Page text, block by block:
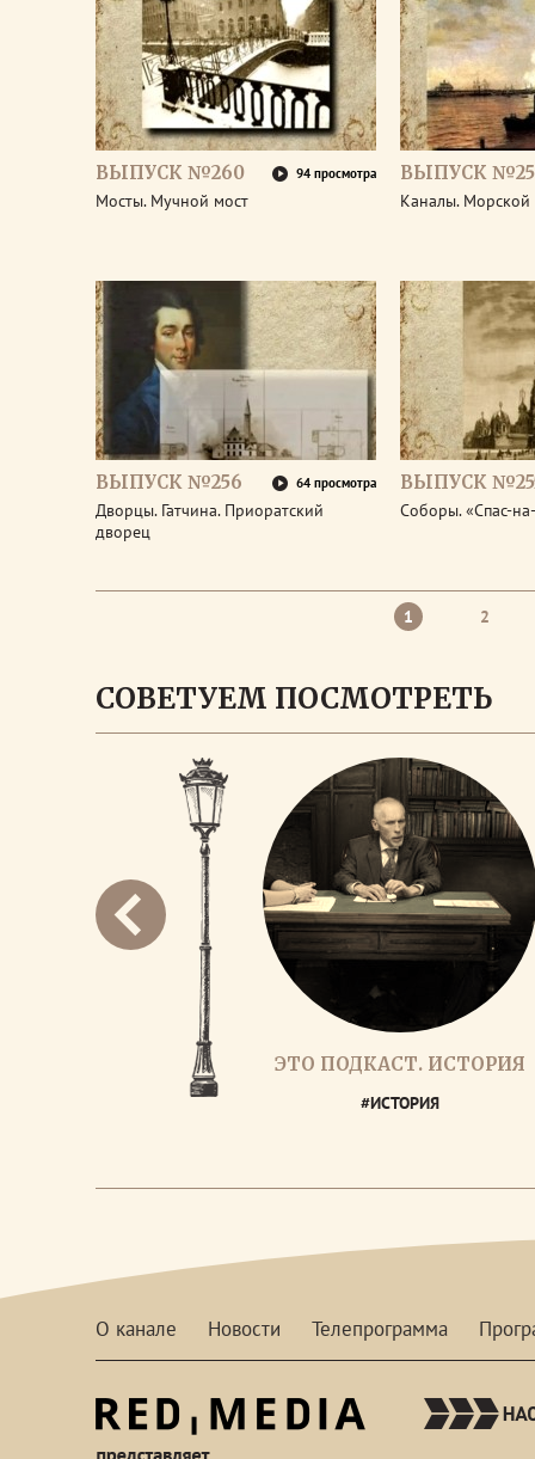
ВЫПУСК №260 94 просмотра
Мосты. Мучной мост
ВЫПУСК
Каналы. Морской
ВЫПУСК №256 64 просмотра
Дворцы. Гатчина. Приоратский
дворец
ВЫПУСК
Соборы. «Спас-
1 2
СОВЕТУЕМ ПОСМОТРЕТЬ
ЭТО ПОДКАСТ. ИСТОРИЯ
#ИСТОРИЯ
О канале Новости Телепрограмма